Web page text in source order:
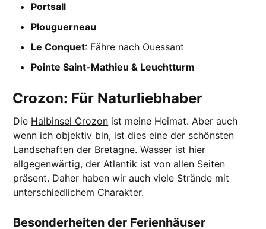
Portsall
Plouguerneau
Le Conquet: Fähre nach Ouessant
Pointe Saint-Mathieu & Leuchtturm
Crozon: Für Naturliebhaber
Die Halbinsel Crozon ist meine Heimat. Aber auch
wenn ich objektiv bin, ist dies eine der schönsten
Landschaften der Bretagne. Wasser ist hier
allgegenwärtig, der Atlantik ist von allen Seiten
präsent. Daher haben wir auch viele Strände mit
unterschiedlichem Charakter.
Besonderheiten der Ferienhäuser